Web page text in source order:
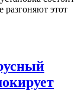
разгоняют этот